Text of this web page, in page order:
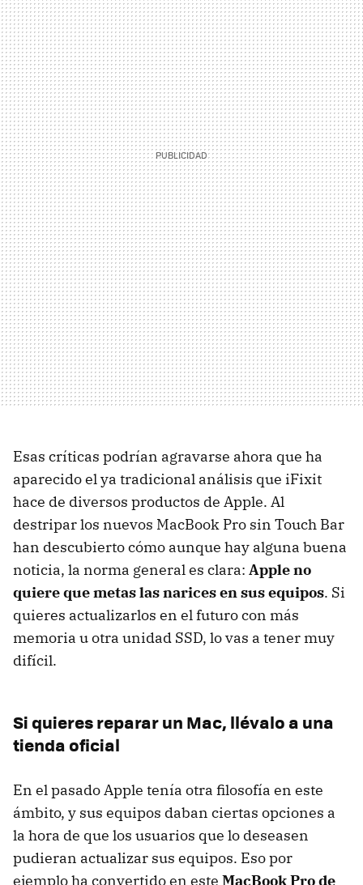
Esas críticas podrían agravarse ahora que ha
aparecido el ya tradicional análisis que iFixit
hace de diversos productos de Apple. Al
destripar los nuevos MacBook Pro sin Touch Bar
han descubierto cómo aunque hay alguna buena
noticia, la norma general es clara: Apple no
quiere que metas las narices en sus equipos. Si
quieres actualizarlos en el futuro con más
memoria u otra unidad SSD, lo vas a tener muy
difícil.
Si quieres reparar un Mac, llévalo a una
tienda oficial
En el pasado Apple tenía otra filosofía en este
ámbito, y sus equipos daban ciertas opciones a
la hora de que los usuarios que lo deseasen
pudieran actualizar sus equipos. Eso por
ejemplo ha convertido en este MacBook Pro de